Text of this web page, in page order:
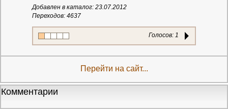
Добавлен в каталог: 23.07.2012
Переходов: 4637
Голосов: 1
Перейти на сайт...
Комментарии